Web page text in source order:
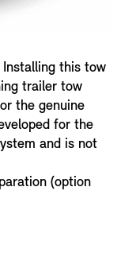
this tow
trailer tow
the genuine
for the
and is not
(option